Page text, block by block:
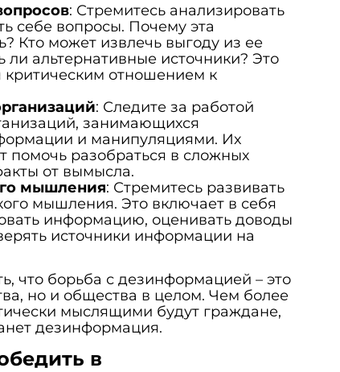
: Стремитесь анализировать
себе вопросы. Почему эта
Кто может извлечь выгоду из ее
ли альтернативные источники? Это
критическим отношением к
: Следите за работой
занимающихся
и манипуляциями. Их
помочь разобраться в сложных
от вымысла.
мышления: Стремитесь развивать
мышления. Это включает в себя
информацию, оценивать доводы
источники информации на
что борьба с дезинформацией – это
но и общества в целом. Чем более
мыслящими будут граждане,
дезинформация.
в